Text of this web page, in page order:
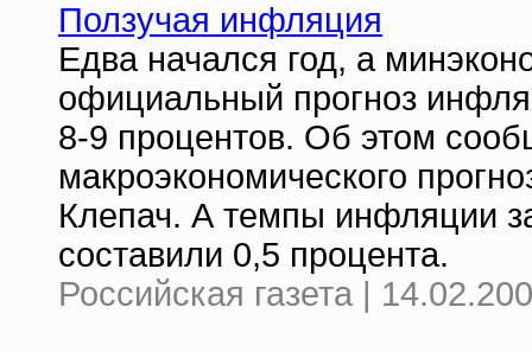
Ползучая инфляция
Едва начался год, а
официальный прогноз
8-9 процентов. Об этом
макроэкономического
Клепач. А темпы инфляции
составили 0,5 процента.
Российская газета |